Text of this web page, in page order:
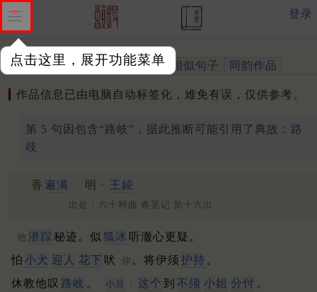
点击这里，展开功能菜单
登录
作品 标注四声 出处、引用 相似句子 同韵作品
作品信息已由电脑自动标签化，难免有误，仅供参考。
第 5 句因包含“路岐”，据此推断可能引用了典故： 路
歧
香 遍满 明 · 王錂
出处：六十种曲 春芜记 第十六出
他 潜踪 秘迹。似 狐冰 听澈心更疑。
怕 小犬 迎人 花下 吠 你 。将伊须 护持 。
休教他叹 路岐 。 小旦 ： 这个 到 不须 小姐 分付 。